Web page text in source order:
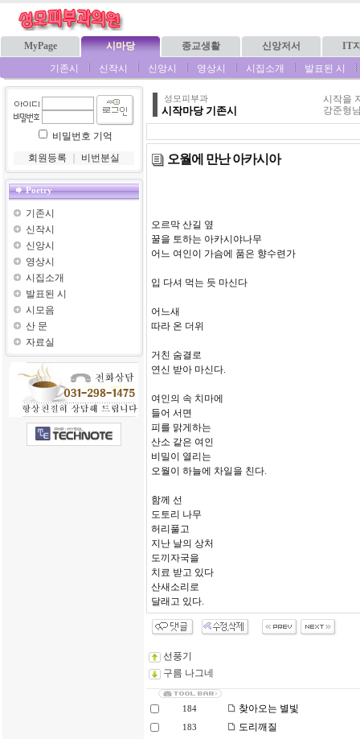
MyPage 시마당 종교생활 신앙저서
IT
기존시
신작시 신앙시 영상시 시집소개 발표된 시
비밀번호 기억
회원등록
비번분실
Poetry
기존시
신작시
신앙시
영상시
시집소개
발표된 시
시모음
산 문
자료실
성모피부과
시작마당 기존시
시작을
강준형
오월에 만난 아카시아
오르막 산길 옆
꿀을 토하는 아카시야나무
어느 여인이 가슴에 품은 향수련가
입 다셔 먹는 듯 마신다
어느새
따라 온 더위
거친 숨결로
연신 받아 마신다.
여인의 속 치마에
들어 서면
피를 맑게하는
산소 같은 여인
비밀이 열리는
오월이 하늘에 차일을 친다.
함께 선
도토리 나무
허리풀고
지난 날의 상처
도끼자국을
치료 받고 있다
산새소리로
달래고 있다.
선풍기
구름 나그네
184 찾아오는 별빛
183 도리깨질